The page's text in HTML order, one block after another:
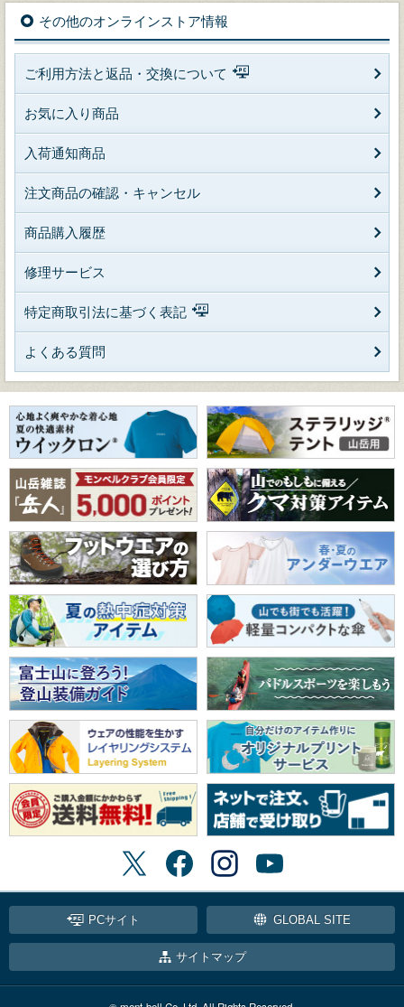
その他のオンラインストア情報
ご利用方法と返品・交換について
お気に入り商品
入荷通知商品
注文商品の確認・キャンセル
商品購入履歴
修理サービス
特定商取引法に基づく表記
よくある質問
PCサイト GLOBAL SITE
サイトマップ